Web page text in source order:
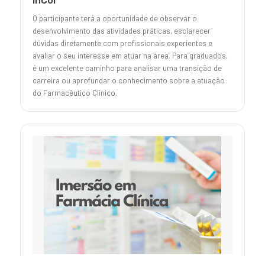
O participante terá a oportunidade de observar o
desenvolvimento das atividades práticas, esclarecer
dúvidas diretamente com profissionais experientes e
avaliar o seu interesse em atuar na área. Para graduados,
é um excelente caminho para analisar uma transição de
carreira ou aprofundar o conhecimento sobre a atuação
do Farmacêutico Clínico.